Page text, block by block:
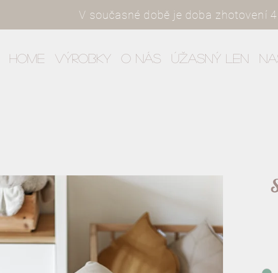
Home Výrobky O nás Úžasný len
V současné době je doba zhotovení